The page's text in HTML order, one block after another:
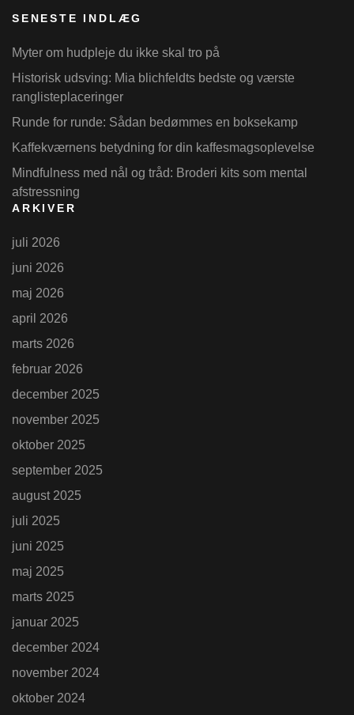
SENESTE INDLÆG
Myter om hudpleje du ikke skal tro på
Historisk udsving: Mia blichfeldts bedste og værste
ranglisteplaceringer
Runde for runde: Sådan bedømmes en boksekamp
Kaffekværnens betydning for din kaffesmagsoplevelse
Mindfulness med nål og tråd: Broderi kits som mental
afstressning
ARKIVER
juli 2026
juni 2026
maj 2026
april 2026
marts 2026
februar 2026
december 2025
november 2025
oktober 2025
september 2025
august 2025
juli 2025
juni 2025
maj 2025
marts 2025
januar 2025
december 2024
november 2024
oktober 2024